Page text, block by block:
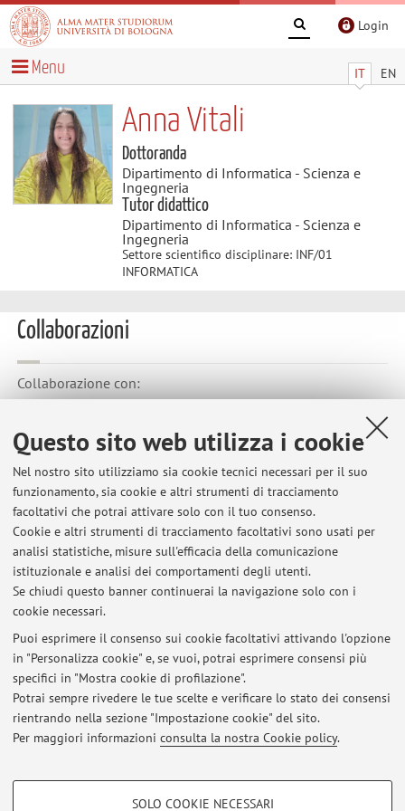
Questo sito web utilizza i cookie
Nel nostro sito utilizziamo sia cookie tecnici necessari per il suo
funzionamento, sia cookie e altri strumenti di tracciamento
facoltativi che potrai attivare solo con il tuo consenso.
Cookie e altri strumenti di tracciamento facoltativi sono usati per
analisi statistiche, misure sull'efficacia della comunicazione
istituzionale e analisi dei comportamenti degli utenti.
Se chiudi questo banner continuerai la navigazione solo con i
cookie necessari.
Puoi esprimere il consenso sui cookie facoltativi attivando l'opzione
in "Personalizza cookie" e, se vuoi, potrai esprimere consensi più
specifici in "Mostra cookie di profilazione".
Potrai sempre rivedere le tue scelte e verificare lo stato dei consensi
rientrando nella sezione "Impostazione cookie" del sito.
Per maggiori informazioni consulta la nostra Cookie policy.
COOKIE DI PROFILAZIONE - FACOLTATIVI
SOLO COOKIE NECESSARI
Login
IT EN
Menu
Anna Vitali
Dottoranda
Dipartimento di Informatica - Scienza e
Ingegneria
Tutor didattico
Dipartimento di Informatica - Scienza e
Ingegneria
Settore scientifico disciplinare: INF/01
INFORMATICA
Collaborazioni
Collaborazione con:
Paese:
Australia
Descrizione:
Collaborazione di ricerca con il prof. Guido Tack afferente al
gruppo di ricerca dedicato all'ottimizzazione presoo la
Monash University in Melbourne, Australia.
Ultimi avvisi
Al momento non sono presenti avvisi.